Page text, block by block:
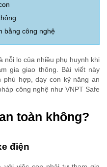
bằng công nghệ
nỗi lo của nhiều phụ huynh khi
gia giao thông. Bài viết này
phù hợp, dạy con kỹ năng an
công nghệ như VNPT Safe
toàn không?
điện